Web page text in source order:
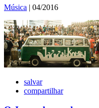
Música | 04/2016
salvar
compartilhar